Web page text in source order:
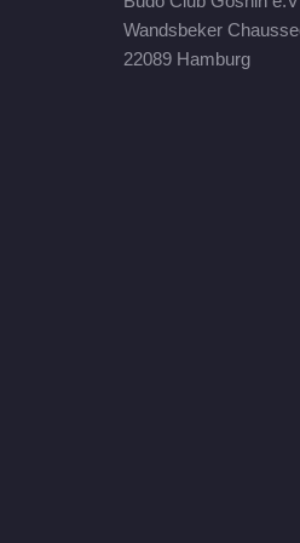
Wandsbeker
22089 Hamburg